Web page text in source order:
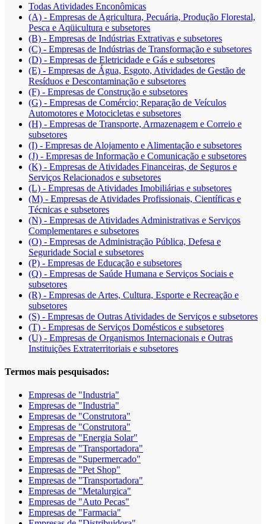
Todas Atividades Enconômicas
(A) - Empresas de Agricultura, Pecuária, Produção Florestal,
Pesca e Aqüicultura e subsetores
(B) - Empresas de Indústrias Extrativas e subsetores
(C) - Empresas de Indústrias de Transformação e subsetores
(D) - Empresas de Eletricidade e Gás e subsetores
(E) - Empresas de Água, Esgoto, Atividades de Gestão de
Resíduos e Descontaminação e subsetores
(F) - Empresas de Construção e subsetores
(G) - Empresas de Comércio; Reparação de Veículos
Automotores e Motocicletas e subsetores
(H) - Empresas de Transporte, Armazenagem e Correio e
subsetores
(I) - Empresas de Alojamento e Alimentação e subsetores
(J) - Empresas de Informação e Comunicação e subsetores
(K) - Empresas de Atividades Financeiras, de Seguros e
Serviços Relacionados e subsetores
(L) - Empresas de Atividades Imobiliárias e subsetores
(M) - Empresas de Atividades Profissionais, Científicas e
Técnicas e subsetores
(N) - Empresas de Atividades Administrativas e Serviços
Complementares e subsetores
(O) - Empresas de Administração Pública, Defesa e
Seguridade Social e subsetores
(P) - Empresas de Educação e subsetores
(Q) - Empresas de Saúde Humana e Serviços Sociais e
subsetores
(R) - Empresas de Artes, Cultura, Esporte e Recreação e
subsetores
(S) - Empresas de Outras Atividades de Serviços e subsetores
(T) - Empresas de Serviços Domésticos e subsetores
(U) - Empresas de Organismos Internacionais e Outras
Instituições Extraterritoriais e subsetores
Termos mais pesquisados:
Empresas de "Industria"
Empresas de "Industria"
Empresas de "Construtora"
Empresas de "Construtora"
Empresas de "Energia Solar"
Empresas de "Transportadora"
Empresas de "Supermercado"
Empresas de "Pet Shop"
Empresas de "Transportadora"
Empresas de "Metalurgica"
Empresas de "Auto Pecas"
Empresas de "Farmacia"